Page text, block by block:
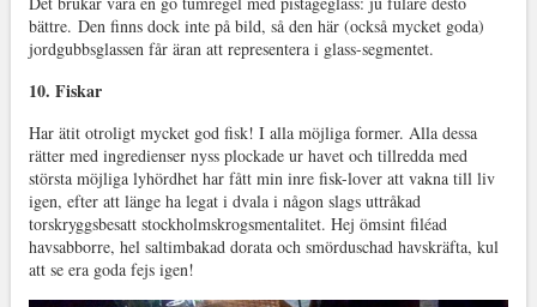
bättre. Den finns dock inte på bild, så den här (också mycket goda)
jordgubbsglassen får äran att representera i glass-segmentet.
10. Fiskar
Har ätit otroligt mycket god fisk! I alla möjliga former. Alla dessa
rätter med ingredienser nyss plockade ur havet och tillredda med
största möjliga lyhördhet har fått min inre fisk-lover att vakna till liv
igen, efter att länge ha legat i dvala i någon slags uttråkad
torskryggsbesatt stockholmskrogsmentalitet. Hej ömsint filéad
havsabborre, hel saltimbakad dorata och smörduschad havskräfta, kul
att se era goda fejs igen!